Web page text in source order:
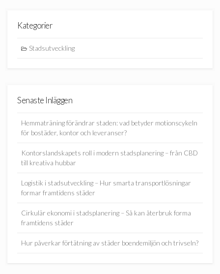
Kategorier
Stadsutveckling
Senaste Inläggen
Hemmaträning förändrar staden: vad betyder motionscykeln
för bostäder, kontor och leveranser?
Kontorslandskapets roll i modern stadsplanering – från CBD
till kreativa hubbar
Logistik i stadsutveckling – Hur smarta transportlösningar
formar framtidens städer
Cirkulär ekonomi i stadsplanering – Så kan återbruk forma
framtidens städer
Hur påverkar förtätning av städer boendemiljön och trivseln?